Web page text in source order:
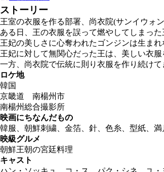
ストーリー
王室の衣服を作る部署、尚衣院(サンイウォ
ある日、王の衣服を誤って燃やしてしまっ
王妃の美しさに心奪われたゴンジンは生ま
王妃に対して無関心だった王は、美しい衣
一方、尚衣院で伝統に則り衣服を作り続け
ロケ地
韓国
京畿道 南楊州市
南楊州総合撮影所
映画にちなんだもの
韓服、朝鮮刺繍、金箔、針、色糸、型紙、
映級グルメ
朝鮮王朝の宮廷料理
キャスト